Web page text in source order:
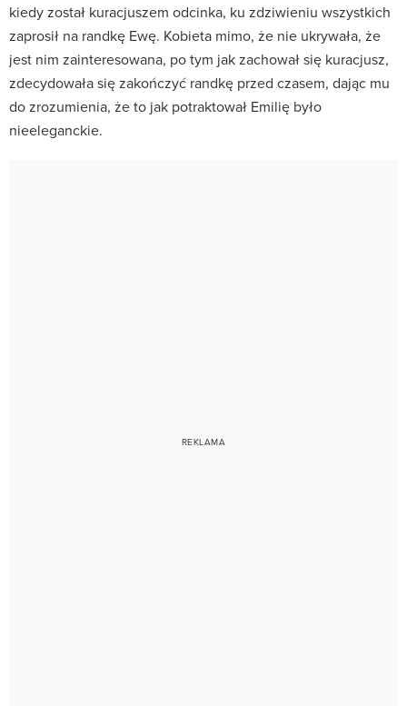
kiedy został kuracjuszem odcinka, ku zdziwieniu wszystkich
zaprosił na randkę Ewę. Kobieta mimo, że nie ukrywała, że
jest nim zainteresowana, po tym jak zachował się kuracjusz,
zdecydowała się zakończyć randkę przed czasem, dając mu
do zrozumienia, że to jak potraktował Emilię było
nieeleganckie.